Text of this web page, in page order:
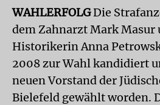
WAHLERFOLGDie
dem Zahnarzt Mark Masur
Historikerin Anna
2008 zur Wahl kandidiert
neuen Vorstand der
Bielefeld gewählt worden.